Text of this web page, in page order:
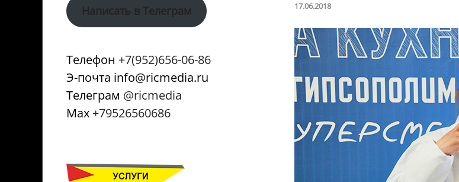
17.06.2018
Написать в Телеграм
Телефон +7(952)656-06-86
Э-почта info@ricmedia.ru
Телеграм @ricmedia
Мах +79526560686